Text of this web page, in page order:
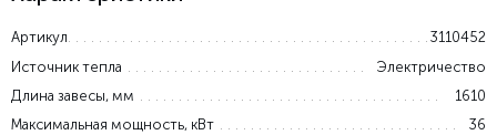
Артикул
3110452
Источник тепла
Электричество
Длина завесы, мм
1610
Максимальная мощность, кВт
36